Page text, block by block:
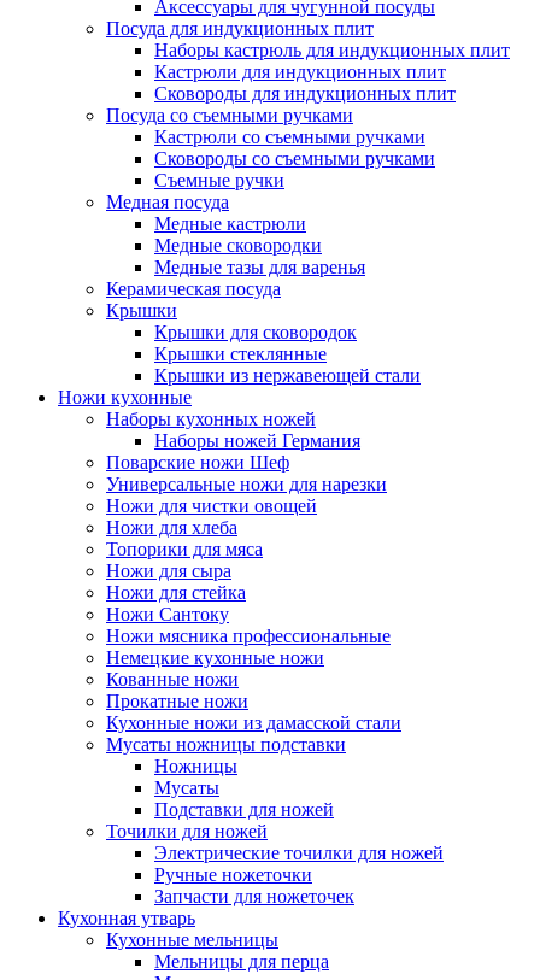
Аксессуары для чугунной посуды
Посуда для индукционных плит
Наборы кастрюль для индукционных плит
Кастрюли для индукционных плит
Сковороды для индукционных плит
Посуда со съемными ручками
Кастрюли со съемными ручками
Сковороды со съемными ручками
Съемные ручки
Медная посуда
Медные кастрюли
Медные сковородки
Медные тазы для варенья
Керамическая посуда
Крышки
Крышки для сковородок
Крышки стеклянные
Крышки из нержавеющей стали
Ножи кухонные
Наборы кухонных ножей
Наборы ножей Германия
Поварские ножи Шеф
Универсальные ножи для нарезки
Ножи для чистки овощей
Ножи для хлеба
Топорики для мяса
Ножи для сыра
Ножи для стейка
Ножи Сантоку
Ножи мясника профессиональные
Немецкие кухонные ножи
Кованные ножи
Прокатные ножи
Кухонные ножи из дамасской стали
Мусаты ножницы подставки
Ножницы
Мусаты
Подставки для ножей
Точилки для ножей
Электрические точилки для ножей
Ручные ножеточки
Запчасти для ножеточек
Кухонная утварь
Кухонные мельницы
Мельницы для перца